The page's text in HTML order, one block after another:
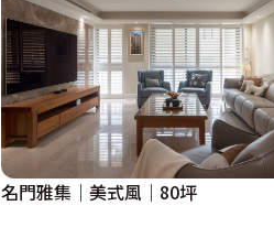
名門雅集｜美式風｜80坪